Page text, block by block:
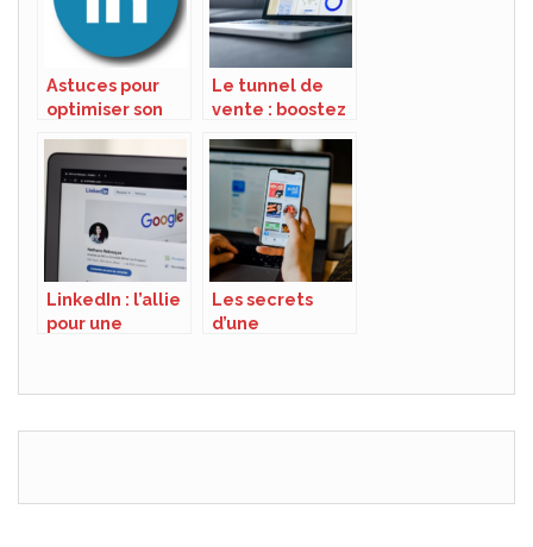
Astuces pour
optimiser son
Le tunnel de
vente : boostez
d’affaires avec
cette strategie
incontournable
LinkedIn : l’allie
pour une
personnalisee
Les secrets
d’une
avec precision